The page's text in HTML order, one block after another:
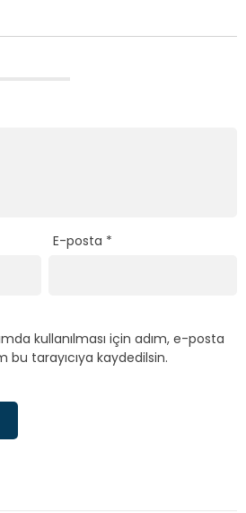
E-posta *
kullanılması için adım, e-posta
tarayıcıya kaydedilsin.